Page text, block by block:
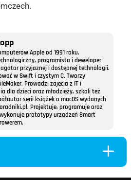
Apple od 1991 roku.
programista i deweloper
przyjaznej i dostępnej technologii.
w Swift i czystym C. Tworzy
Prowadzi zajęcia z IT i
dla dzieci oraz młodzieży, szkoli też
serii książek o macOS wydanych
Projektuje, programuje oraz
prototypy urządzeń Smart
L